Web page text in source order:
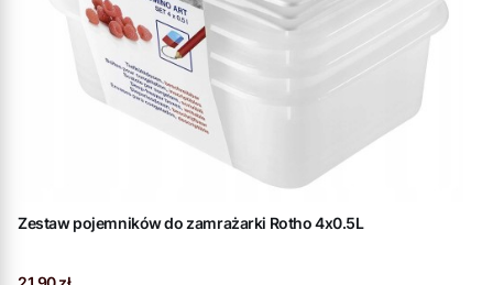
Zestaw pojemników do zamrażarki Rotho 4x0.5L
Cena